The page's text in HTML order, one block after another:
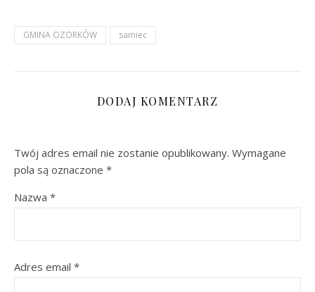
GMINA OZORKÓW samiec
DODAJ KOMENTARZ
Twój adres email nie zostanie opublikowany. Wymagane
pola są oznaczone *
Nazwa *
Adres email *